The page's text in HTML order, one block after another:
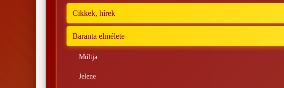
Cikkek, hírek
Baranta elmélete
Múltja
Jelene